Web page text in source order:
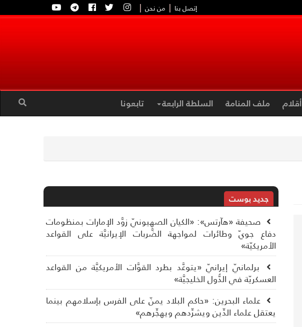
إتصل بنا | من نحن |
أقلام ملف المنامة السلطة الرابعة تابعونا
جديد بوست
صحيفة «هآرتس»: «الكيان الصهيونيّ زوَّد الإمارات بمنظومات
دفاع جويّ وطائرات لمواجهة الضَّربات الإيرانيَّة على القواعد
الأمريكيّة»
برلمانيّ إيرانيّ «يتوعَّد بطرد القوَّات الأمريكيَّة من القواعد
العسكريّة في الدُّول الخليجيَّة»
علماء البحرين: «حاكم البلاد يمنّ على الفرس بإسلامهم بينما
يعتقل علماء الدِّين ويشرِّدهم ويهجِّرهم»